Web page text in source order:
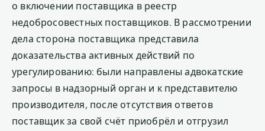
о включении поставщика в реестр
недобросовестных поставщиков. В рассмотрении
дела сторона поставщика представила
доказательства активных действий по
урегулированию: были направлены адвокатские
запросы в надзорный орган и к представителю
производителя, после отсутствия ответов
поставщик за свой счёт приобрёл и отгрузил